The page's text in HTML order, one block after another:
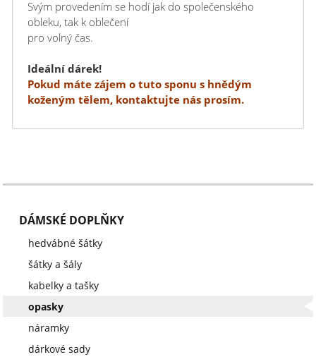
Svým provedením se hodí jak do společenského
obleku, tak k oblečení
pro volný čas.
Ideální dárek!
Pokud máte zájem o tuto sponu s hnědým
koženým tělem, kontaktujte nás prosím.
DÁMSKÉ DOPLŇKY
hedvábné šátky
šátky a šály
kabelky a tašky
opasky
náramky
dárkové sady